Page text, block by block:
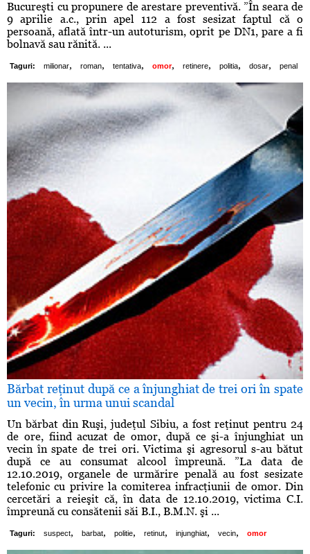
Bucureşti cu propunere de arestare preventivă. ”În seara de
9 aprilie a.c., prin apel 112 a fost sesizat faptul că o
persoană, aflată într-un autoturism, oprit pe DN1, pare a fi
bolnavă sau rănită. ...
Taguri: milionar, roman, tentativa, omor, retinere, politia, dosar, penal
Bărbat reţinut după ce a înjunghiat de trei ori în spate
un vecin, în urma unui scandal
Un bărbat din Ruşi, judeţul Sibiu, a fost reţinut pentru 24
de ore, fiind acuzat de omor, după ce şi-a înjunghiat un
vecin în spate de trei ori. Victima şi agresorul s-au bătut
după ce au consumat alcool împreună. ”La data de
12.10.2019, organele de urmărire penală au fost sesizate
telefonic cu privire la comiterea infracţiunii de omor. Din
cercetări a reieşit că, în data de 12.10.2019, victima C.I.
împreună cu consătenii săi B.I., B.M.N. şi ...
Taguri: suspect, barbat, politie, retinut, injunghiat, vecin, omor